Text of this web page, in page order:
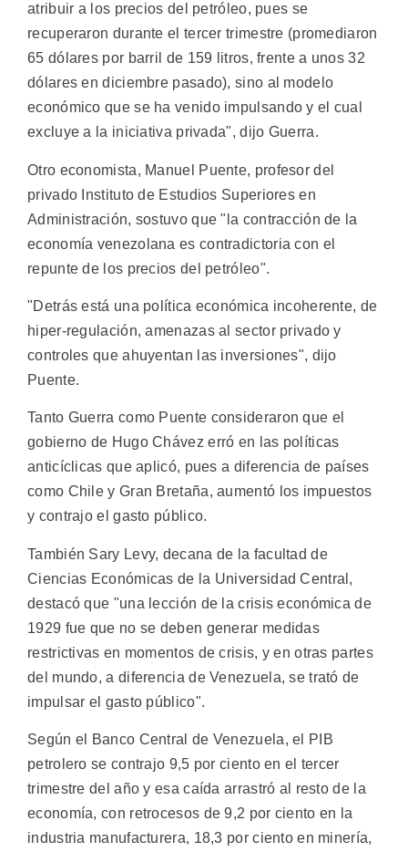
atribuir a los precios del petróleo, pues se
recuperaron durante el tercer trimestre (promediaron
65 dólares por barril de 159 litros, frente a unos 32
dólares en diciembre pasado), sino al modelo
económico que se ha venido impulsando y el cual
excluye a la iniciativa privada", dijo Guerra.
Otro economista, Manuel Puente, profesor del
privado Instituto de Estudios Superiores en
Administración, sostuvo que "la contracción de la
economía venezolana es contradictoria con el
repunte de los precios del petróleo".
"Detrás está una política económica incoherente, de
hiper-regulación, amenazas al sector privado y
controles que ahuyentan las inversiones", dijo
Puente.
Tanto Guerra como Puente consideraron que el
gobierno de Hugo Chávez erró en las políticas
anticíclicas que aplicó, pues a diferencia de países
como Chile y Gran Bretaña, aumentó los impuestos
y contrajo el gasto público.
También Sary Levy, decana de la facultad de
Ciencias Económicas de la Universidad Central,
destacó que "una lección de la crisis económica de
1929 fue que no se deben generar medidas
restrictivas en momentos de crisis, y en otras partes
del mundo, a diferencia de Venezuela, se trató de
impulsar el gasto público".
Según el Banco Central de Venezuela, el PIB
petrolero se contrajo 9,5 por ciento en el tercer
trimestre del año y esa caída arrastró al resto de la
economía, con retrocesos de 9,2 por ciento en la
industria manufacturera, 18,3 por ciento en minería,